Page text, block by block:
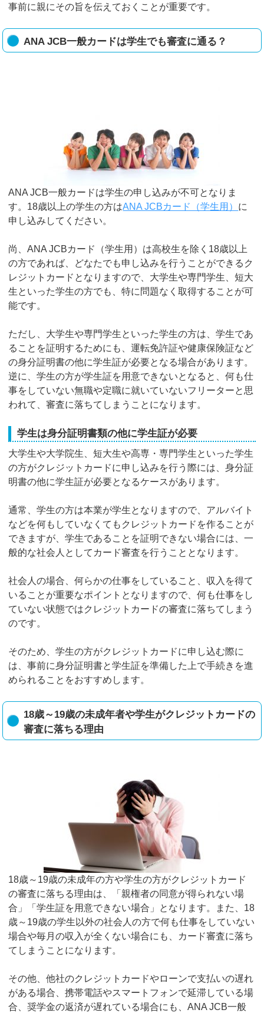
事前に親にその旨を伝えておくことが重要です。
ANA JCB一般カードは学生でも審査に通る？
ANA JCB一般カードは学生の申し込みが不可となりま
す。18歳以上の学生の方はANA JCBカード（学生用） に
申し込みしてください。
尚、ANA JCBカード（学生用）は高校生を除く18歳以上
の方であれば、どなたでも申し込みを行うことができるク
レジットカードとなりますので、大学生や専門学生、短大
生といった学生の方でも、特に問題なく取得することが可
能です。
ただし、大学生や専門学生といった学生の方は、学生であ
ることを証明するためにも、運転免許証や健康保険証など
の身分証明書の他に学生証が必要となる場合があります。
逆に、学生の方が学生証を用意できないとなると、何も仕
事をしていない無職や定職に就いていないフリーターと思
われて、審査に落ちてしまうことになります。
学生は身分証明書類の他に学生証が必要
大学生や大学院生、短大生や高専・専門学生といった学生
の方がクレジットカードに申し込みを行う際には、身分証
明書の他に学生証が必要となるケースがあります。
通常、学生の方は本業が学生となりますので、アルバイト
などを何もしていなくてもクレジットカードを作ることが
できますが、学生であることを証明できない場合には、一
般的な社会人としてカード審査を行うこととなります。
社会人の場合、何らかの仕事をしていること、収入を得て
いることが重要なポイントとなりますので、何も仕事をし
ていない状態ではクレジットカードの審査に落ちてしまう
のです。
そのため、学生の方がクレジットカードに申し込む際に
は、事前に身分証明書と学生証を準備した上で手続きを進
められることをおすすめします。
18歳～19歳の未成年者や学生がクレジットカードの
審査に落ちる理由
18歳～19歳の未成年の方や学生の方がクレジットカード
の審査に落ちる理由は、「親権者の同意が得られない場
合」「学生証を用意できない場合」となります。また、18
歳～19歳の学生以外の社会人の方で何も仕事をしていない
場合や毎月の収入が全くない場合にも、カード審査に落ち
てしまうことになります。
その他、他社のクレジットカードやローンで支払いの遅れ
がある場合、携帯電話やスマートフォンで延滞している場
合、奨学金の返済が遅れている場合にも、ANA JCB一般